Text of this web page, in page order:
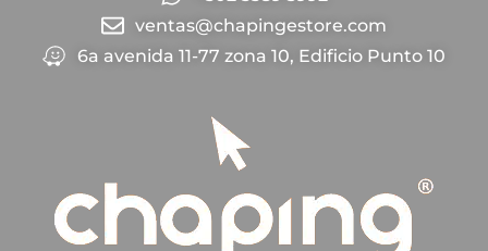
ventas@chapingestore.com
6a avenida 11-77 zona 10, Edificio Punto 10